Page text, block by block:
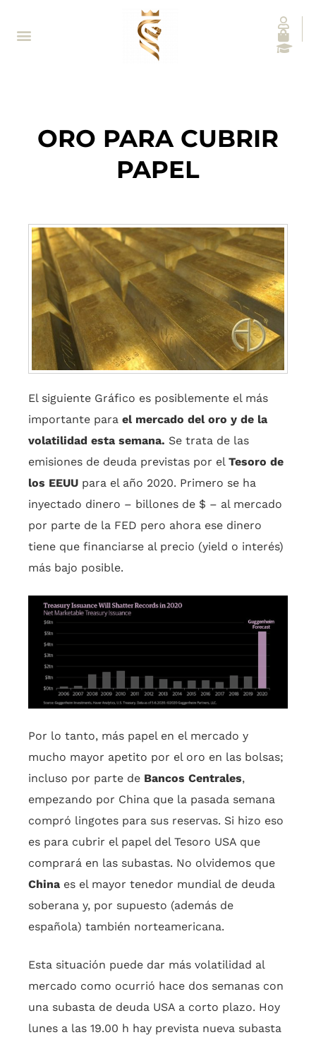
ORO PARA CUBRIR
PAPEL
El siguiente Gráfico es posiblemente el más
importante para el mercado del oro y de la
volatilidad esta semana. Se trata de las
emisiones de deuda previstas por el Tesoro de
los EEUU para el año 2020. Primero se ha
inyectado dinero – billones de $ – al mercado
por parte de la FED pero ahora ese dinero
tiene que financiarse al precio (yield o interés)
más bajo posible.
Por lo tanto, más papel en el mercado y
mucho mayor apetito por el oro en las bolsas;
incluso por parte de Bancos Centrales,
empezando por China que la pasada semana
compró lingotes para sus reservas. Si hizo eso
es para cubrir el papel del Tesoro USA que
comprará en las subastas. No olvidemos que
China es el mayor tenedor mundial de deuda
soberana y, por supuesto (además de
española) también norteamericana.
Esta situación puede dar más volatilidad al
mercado como ocurrió hace dos semanas con
una subasta de deuda USA a corto plazo. Hoy
lunes a las 19.00 h hay prevista nueva subasta